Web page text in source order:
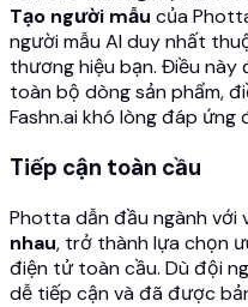
Tạo người mẫu của
người mẫu AI duy nhất
thương hiệu bạn. Điều
toàn bộ dòng sản phẩm,
Fashn.ai khó lòng đáp ứng
Tiếp cận toàn cầu
Photta dẫn đầu ngành với
nhau, trở thành lựa chọn
điện tử toàn cầu. Dù đội
dễ tiếp cận và đã được